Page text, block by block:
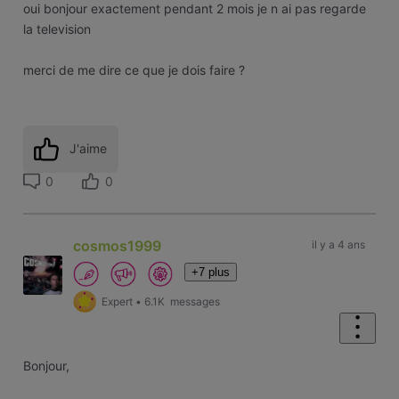
oui bonjour exactement pendant 2 mois je n ai pas regarde
la television
merci de me dire ce que je dois faire ?
J'aime
0 0
cosmos1999
+7 plus
Expert • 6.1K messages
il y a 4 ans
Bonjour,